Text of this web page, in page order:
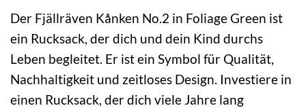
Der Fjällräven Kånken No.2 in Foliage Green ist
ein Rucksack, der dich und dein Kind durchs
Leben begleitet. Er ist ein Symbol für Qualität,
Nachhaltigkeit und zeitloses Design. Investiere in
einen Rucksack, der dich viele Jahre lang